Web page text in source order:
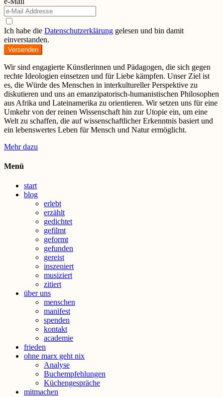
Ich habe die Datenschutzerklärung gelesen und bin damit
einverstanden.
Versenden
Wir sind engagierte Künstlerinnen und Pädagogen, die sich gegen
rechte Ideologien einsetzen und für Liebe kämpfen. Unser Ziel ist
es, die Würde des Menschen in interkultureller Perspektive zu
diskutieren und uns an emanzipatorisch-humanistischen Philosophen
aus Afrika und Lateinamerika zu orientieren. Wir setzen uns für eine
Umkehr von der reinen Wissenschaft hin zur Utopie ein, um eine
Welt zu schaffen, die auf wissenschaftlicher Erkenntnis basiert und
ein lebenswertes Leben für Mensch und Natur ermöglicht.
Mehr dazu
Menü
start
blog
erlebt
erzählt
gedichtet
gefilmt
geformt
gefunden
gereist
inszeniert
musiziert
zitiert
über uns
menschen
manifest
spenden
kontakt
academie
frieden
ohne marx geht nix
Analyse
Buchempfehlungen
Küchengespräche
mitmachen